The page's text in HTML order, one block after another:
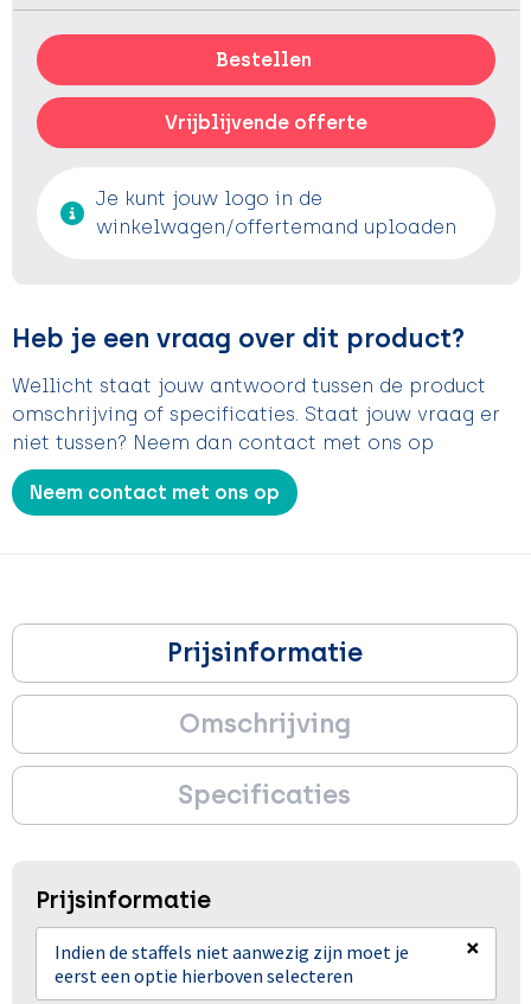
Bestellen
Vrijblijvende offerte
Je kunt jouw logo in de
winkelwagen/offertemand uploaden
Heb je een vraag over dit product?
Wellicht staat jouw antwoord tussen de product
omschrijving of specificaties. Staat jouw vraag er
niet tussen? Neem dan contact met ons op
Neem contact met ons op
Prijsinformatie
Omschrijving
Specificaties
Prijsinformatie
Indien de staffels niet aanwezig zijn moet je
eerst een optie hierboven selecteren
×